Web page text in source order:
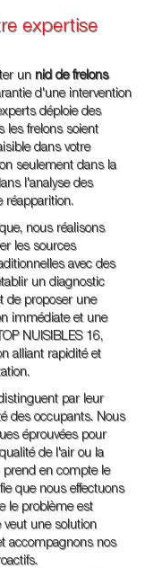
expertise
un nid de frelons
d'une intervention
déploie des
les frelons soient
dans votre
seulement dans la
l'analyse des
réapparition.
nous réalisons
les sources
avec des
un diagnostic
de proposer une
immédiate et une
NUISIBLES 16,
alliant rapidité et
par leur
des occupants. Nous
éprouvées pour
de l'air ou la
prend en compte le
que nous effectuons
le problème est
veut une solution
accompagnons nos